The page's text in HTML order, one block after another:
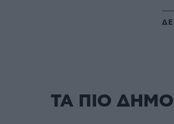
ΤΑ ΠΙΟ